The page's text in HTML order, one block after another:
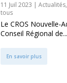
11 Juil 2023 | Actualités,
tous
Le CROS Nouvelle-
Conseil Régional de...
En savoir plus